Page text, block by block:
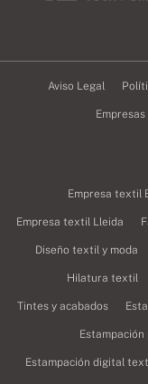
Aviso Legal
Empresa textil
Empresa textil Lleida
Diseño textil y moda
Hilatura textil
Tintes y acabados
Estampación digital